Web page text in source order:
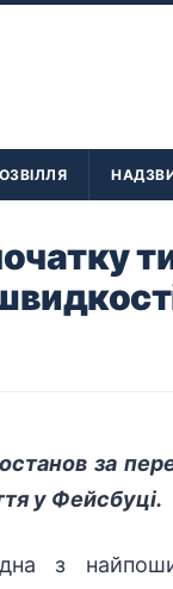
за
у Фейсбуці.
з